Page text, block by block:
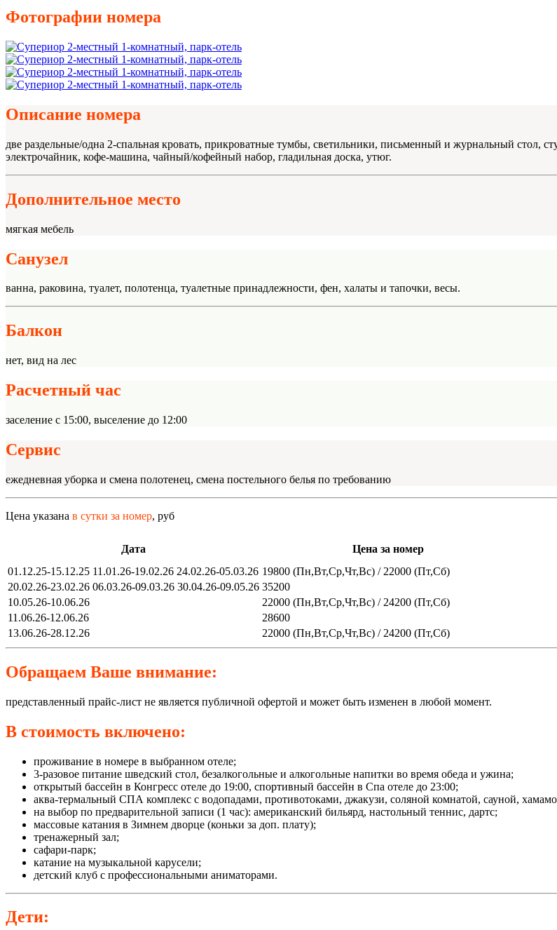
Фотографии номера
Описание номера
две раздельные/одна 2-спальная кровать, прикроватные тумбы, светильники, письменный и журнальный стол,
электрочайник, кофе-машина, чайный/кофейный набор, гладильная доска, утюг.
Дополнительное место
мягкая мебель
Санузел
ванна, раковина, туалет, полотенца, туалетные принадлежности, фен, халаты и тапочки, весы.
Балкон
нет, вид на лес
Расчетный час
заселение с 15:00, выселение до 12:00
Сервис
ежедневная уборка и смена полотенец, смена постельного белья по требованию
Цена указана в сутки за номер, руб
Дата
Цена за номер
01.12.25-15.12.25 11.01.26-19.02.26 24.02.26-05.03.26 19800 (Пн,Вт,Ср,Чт,Вс) / 22000 (Пт,Сб)
20.02.26-23.02.26 06.03.26-09.03.26 30.04.26-09.05.26 35200
10.05.26-10.06.26
22000 (Пн,Вт,Ср,Чт,Вс) / 24200 (Пт,Сб)
11.06.26-12.06.26
28600
13.06.26-28.12.26
22000 (Пн,Вт,Ср,Чт,Вс) / 24200 (Пт,Сб)
Обращаем Ваше внимание:
представленный прайс-лист не является публичной офертой и может быть изменен в любой момент.
В стоимость включено:
проживание в номере в выбранном отеле;
3-разовое питание шведский стол, безалкогольные и алкогольные напитки во время обеда и ужина;
открытый бассейн в Конгресс отеле до 19:00, спортивный бассейн в Спа отеле до 23:00;
аква-термальный СПА комплекс с водопадами, противотоками, джакузи, соляной комнатой, сауной,
на выбор по предварительной записи (1 час): американский бильярд, настольный теннис, дартс;
массовые катания в Зимнем дворце (коньки за доп. плату);
тренажерный зал;
сафари-парк;
катание на музыкальной карусели;
детский клуб с профессиональными аниматорами.
Дети: